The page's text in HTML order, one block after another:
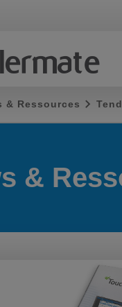
& Ressources
&